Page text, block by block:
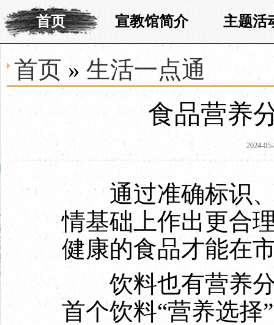
首页 宣教馆简介 主题活
首页 » 生活一点通
食品营养
2024-
通过准确标识、
情基础上作出更合
健康的食品才能在
饮料也有营养分
首个饮料“营养选择